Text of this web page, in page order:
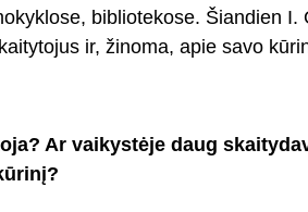
bibliotekose. Šiandien I.
ir, žinoma, apie savo
Ar vaikystėje daug